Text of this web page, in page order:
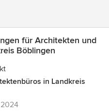
für Architekten und
Böblingen
in Landkreis
2024